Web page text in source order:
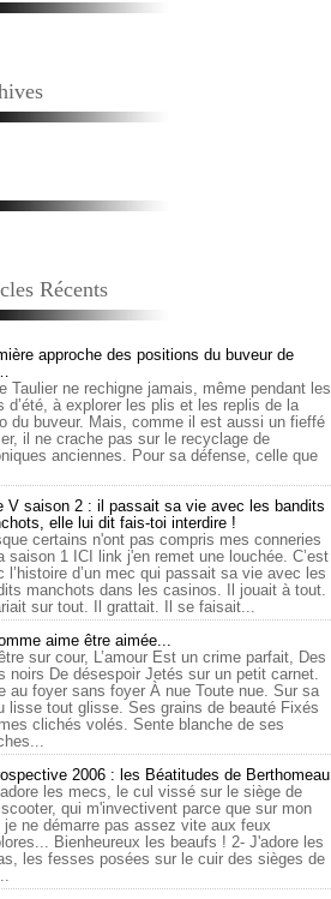
Récents
approche des positions du buveur de
Taulier ne rechigne jamais, même pendant les
d’été, à explorer les plis et les replis de la
du buveur. Mais, comme il est aussi un fieffé
il ne crache pas sur le recyclage de
anciennes. Pour sa défense, celle que
V saison 2 : il passait sa vie avec les bandits
elle lui dit fais-toi interdire !
certains n'ont pas compris mes conneries
saison 1 ICI link j'en remet une louchée. C’est
l’histoire d’un mec qui passait sa vie avec les
manchots dans les casinos. Il jouait à tout.
sur tout. Il grattait. Il se faisait...
aime être aimée...
sur cour, L’amour Est un crime parfait, Des
noirs De désespoir Jetés sur un petit carnet.
au foyer sans foyer À nue Toute nue. Sur sa
lisse tout glisse. Ses grains de beauté Fixés
clichés volés. Sente blanche de ses
2006 : les Béatitudes de Berthomeau
les mecs, le cul vissé sur le siège de
scooter, qui m'invectivent parce que sur mon
je ne démarre pas assez vite aux feux
Bienheureux les beaufs ! 2- J'adore les
les fesses posées sur le cuir des sièges de